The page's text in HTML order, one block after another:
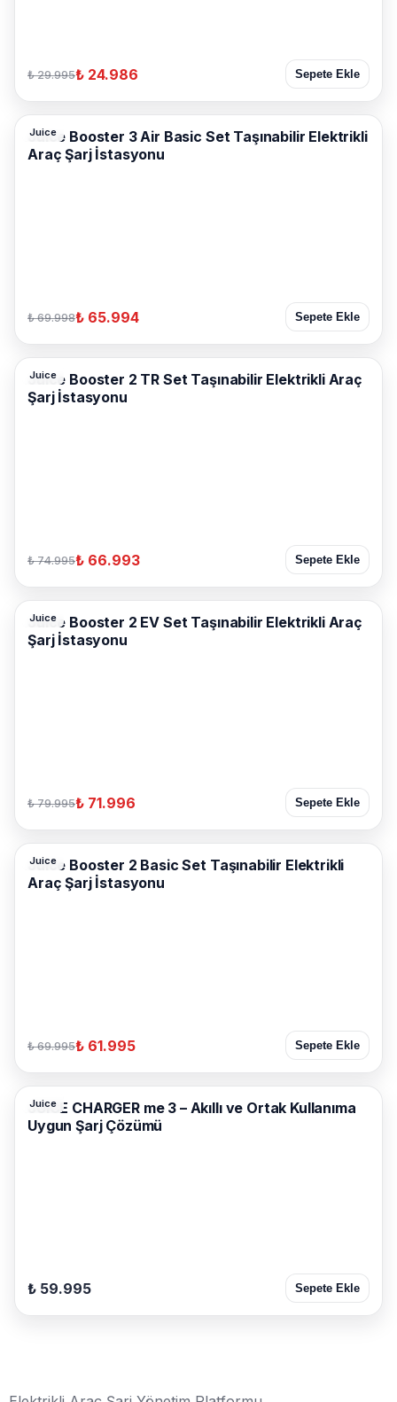
₺ 29.995₺ 24.986 Sepete Ekle
Juice
Juice Booster 3 Air Basic Set Taşınabilir Elektrikli
Araç Şarj İstasyonu
₺ 69.998₺ 65.994 Sepete Ekle
Juice
Juice Booster 2 TR Set Taşınabilir Elektrikli Araç
Şarj İstasyonu
₺ 74.995₺ 66.993 Sepete Ekle
Juice
Juice Booster 2 EV Set Taşınabilir Elektrikli Araç
Şarj İstasyonu
₺ 79.995₺ 71.996 Sepete Ekle
Juice
Juice Booster 2 Basic Set Taşınabilir Elektrikli
Araç Şarj İstasyonu
₺ 69.995₺ 61.995 Sepete Ekle
Juice
JUICE CHARGER me 3 – Akıllı ve Ortak Kullanıma
Uygun Şarj Çözümü
₺ 59.995 Sepete Ekle